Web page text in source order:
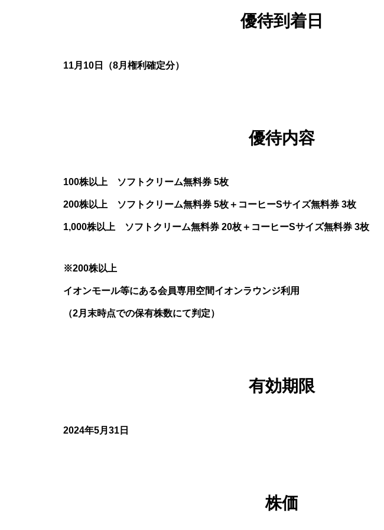
優待到着日
11月10日（8月権利確定分）
優待内容
100株以上 ソフトクリーム無料券 5枚
200株以上 ソフトクリーム無料券 5枚＋コーヒーSサイズ無料券 3枚
1,000株以上 ソフトクリーム無料券 20枚＋コーヒーSサイズ無料券 3枚
※200株以上
イオンモール等にある会員専用空間イオンラウンジ利用
（2月末時点での保有株数にて判定）
有効期限
2024年5月31日
株価